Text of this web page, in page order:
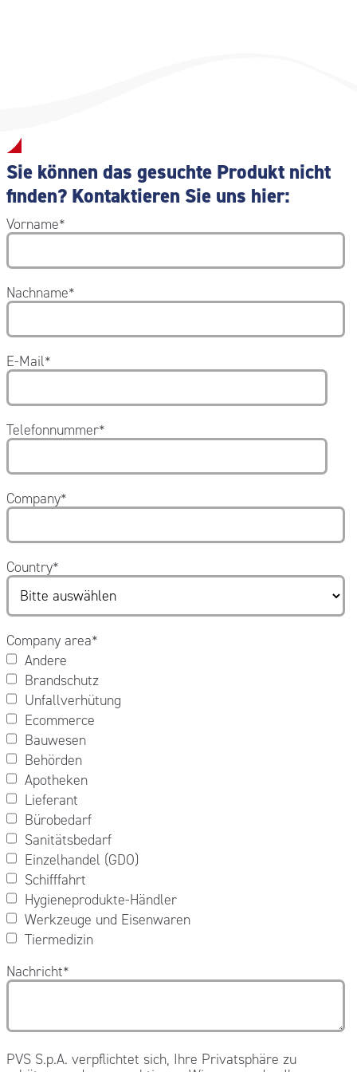
Sie können das gesuchte Produkt nicht
finden? Kontaktieren Sie uns hier:
Vorname*
Nachname*
E-Mail*
Telefonnummer*
Company*
Country*
Company area*
Andere
Brandschutz
Unfallverhütung
Ecommerce
Bauwesen
Behörden
Apotheken
Lieferant
Bürobedarf
Sanitätsbedarf
Einzelhandel (GDO)
Schifffahrt
Hygieneprodukte-Händler
Werkzeuge und Eisenwaren
Tiermedizin
Nachricht*
PVS S.p.A. verpflichtet sich, Ihre Privatsphäre zu